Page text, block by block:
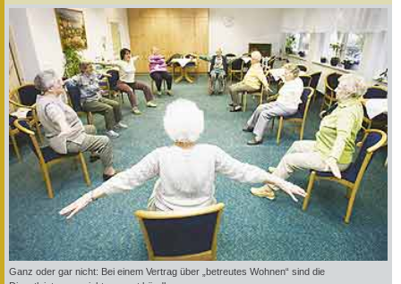
Ganz oder gar nicht: Bei einem Vertrag über „betreutes Wohnen“ sind die